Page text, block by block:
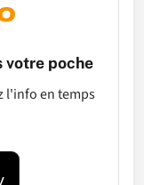
votre poche
l'info en temps